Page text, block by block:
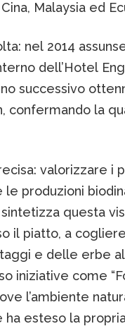
Malaysia ed
nel 2014
dell’Hotel
successivo
confermando la
valorizzare i
produzioni
questa
il piatto, a
e delle erbe
iniziative come
l’ambiente
esteso la